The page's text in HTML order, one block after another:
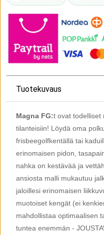
Tuotekuvaus
Magna FG:t ovat todelliset
tilanteisiin! Löydä oma
frisbeegolfkentällä tai
erinomaisen pidon,
nahka on kestävää ja
ansiosta malli mukautuu
jaloillesi erinomaisen
muotoiset kengät (ei
mahdollistaa optimaalisen
tuntea enemmän -